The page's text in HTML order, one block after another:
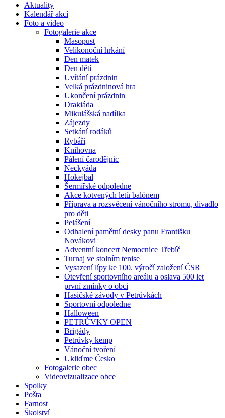
Aktuality
Kalendář akcí
Foto a video
Fotogalerie akce
Masopust
Velikonoční hrkání
Den matek
Den dětí
Uvítání prázdnin
Velká prázdninová hra
Ukončení prázdnin
Drakiáda
Mikulášská nadílka
Zájezdy
Setkání rodáků
Rybáři
Knihovna
Pálení čarodějnic
Neckyáda
Hokejbal
Šermířské odpoledne
Akce kotvených letů balónem
Příprava a rozsvěcení vánočního stromu, divadlo
pro děti
Pelášení
Odhalení pamětní desky panu Františku
Novákovi
Adventní koncert Nemocnice Třebíč
Turnaj ve stolním tenise
Vysazení lípy ke 100. výročí založení ČSR
Otevření sportovního areálu a oslava 500 let
první zmínky o obci
Hasičské závody v Petrůvkách
Sportovní odpoledne
Halloween
PETRŮVKY OPEN
Brigády
Petrůvky kemp
Vánoční tvoření
Ukliďme Česko
Fotogalerie obec
Videovizualizace obce
Spolky
Pošta
Farnost
Školství